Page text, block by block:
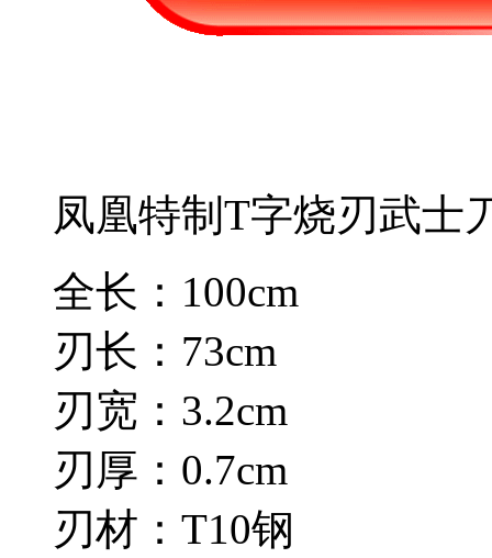
凤凰特制T字烧刃武士
全长：100cm
刃长：73cm
刃宽：3.2cm
刃厚：0.7cm
刃材：T10钢